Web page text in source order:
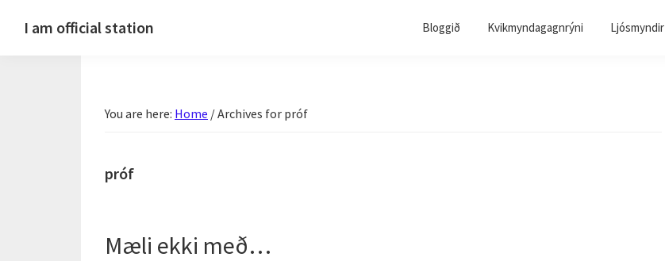
I am official station Bloggið Kvikmyndagagnrýni Ljósmyndir
You are here: Home /Archives for próf
próf
Mæli ekki með…